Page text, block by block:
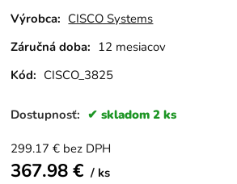
Výrobca: CISCO Systems
Záručná doba: 12 mesiacov
Kód: CISCO_3825
Dostupnosť: skladom 2 ks
299.17 € bez DPH
367.98€ ks